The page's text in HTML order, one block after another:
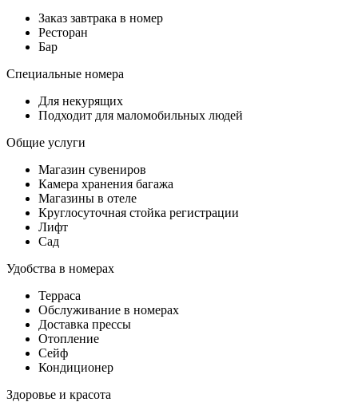
Заказ завтрака в номер
Ресторан
Бар
Специальные номера
Для некурящих
Подходит для маломобильных людей
Общие услуги
Магазин сувениров
Камера хранения багажа
Магазины в отеле
Круглосуточная стойка регистрации
Лифт
Сад
Удобства в номерах
Терраса
Обслуживание в номерах
Доставка прессы
Отопление
Сейф
Кондиционер
Здоровье и красота